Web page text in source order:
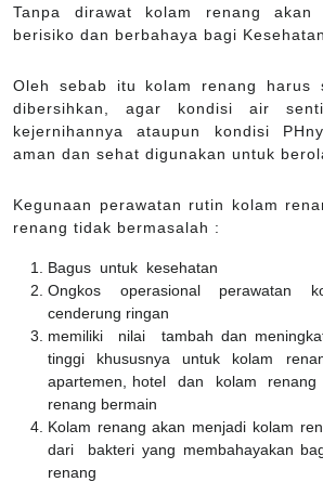
Tanpa dirawat kolam renang akan
berisiko dan berbahaya bagi Kesehatan.
Oleh sebab itu kolam renang harus
dibersihkan, agar kondisi air
kejernihannya ataupun kondisi
aman dan sehat digunakan untuk
Kegunaan perawatan rutin kolam
renang tidak bermasalah :
Bagus untuk kesehatan
Ongkos operasional perawatan
cenderung ringan
memiliki nilai tambah dan
tinggi khususnya untuk kolam
apartemen, hotel dan kolam
renang bermain
Kolam renang akan menjadi kolam
dari bakteri yang membahayakan
renang